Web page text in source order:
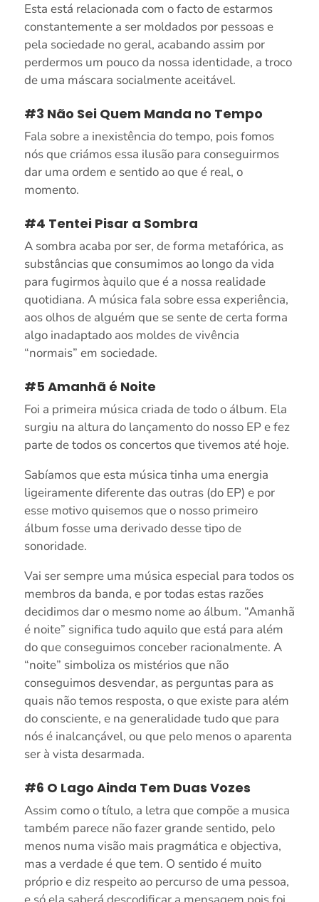
Esta está relacionada com o facto de estarmos
constantemente a ser moldados por pessoas e
pela sociedade no geral, acabando assim por
perdermos um pouco da nossa identidade, a troco
de uma máscara socialmente aceitável.
#3 Não Sei Quem Manda no Tempo
Fala sobre a inexistência do tempo, pois fomos
nós que criámos essa ilusão para conseguirmos
dar uma ordem e sentido ao que é real, o
momento.
#4 Tentei Pisar a Sombra
A sombra acaba por ser, de forma metafórica, as
substâncias que consumimos ao longo da vida
para fugirmos àquilo que é a nossa realidade
quotidiana. A música fala sobre essa experiência,
aos olhos de alguém que se sente de certa forma
algo inadaptado aos moldes de vivência
“normais” em sociedade.
#5 Amanhã é Noite
Foi a primeira música criada de todo o álbum. Ela
surgiu na altura do lançamento do nosso EP e fez
parte de todos os concertos que tivemos até hoje.
Sabíamos que esta música tinha uma energia
ligeiramente diferente das outras (do EP) e por
esse motivo quisemos que o nosso primeiro
álbum fosse uma derivado desse tipo de
sonoridade.
Vai ser sempre uma música especial para todos os
membros da banda, e por todas estas razões
decidimos dar o mesmo nome ao álbum. “Amanhã
é noite” significa tudo aquilo que está para além
do que conseguimos conceber racionalmente. A
“noite” simboliza os mistérios que não
conseguimos desvendar, as perguntas para as
quais não temos resposta, o que existe para além
do consciente, e na generalidade tudo que para
nós é inalcançável, ou que pelo menos o aparenta
ser à vista desarmada.
#6 O Lago Ainda Tem Duas Vozes
Assim como o título, a letra que compõe a musica
também parece não fazer grande sentido, pelo
menos numa visão mais pragmática e objectiva,
mas a verdade é que tem. O sentido é muito
próprio e diz respeito ao percurso de uma pessoa,